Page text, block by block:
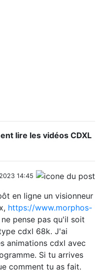
lire les vidéos CDXL
14:45
en ligne un visionneur
https://www.morphos-
ne pense pas qu'il soit
cdxl 68k. J'ai
animations cdxl avec
Si tu arrives
comment tu as fait.